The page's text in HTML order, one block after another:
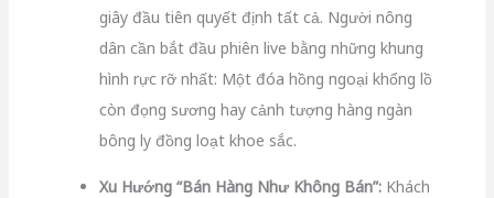
giây đầu tiên quyết định tất cả. Người nông
dân cần bắt đầu phiên live bằng những khung
hình rực rỡ nhất: Một đóa hồng ngoại khổng lồ
còn đọng sương hay cảnh tượng hàng ngàn
bông ly đồng loạt khoe sắc.
Xu Hướng “Bán Hàng Như Không Bán”:Khách